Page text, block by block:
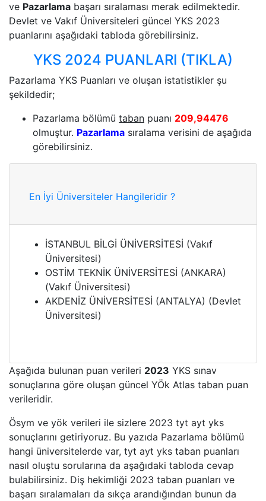
ve Pazarlama başarı sıralaması merak edilmektedir.
Devlet ve Vakıf Üniversiteleri güncel YKS 2023
puanlarını aşağıdaki tabloda görebilirsiniz.
YKS 2024 PUANLARI (TIKLA)
Pazarlama YKS Puanları ve oluşan istatistikler şu
şekildedir;
Pazarlama bölümü taban puanı 209,94476
olmuştur. Pazarlama sıralama verisini de aşağıda
görebilirsiniz.
En İyi Üniversiteler Hangileridir ?
İSTANBUL BİLGİ ÜNİVERSİTESİ (Vakıf
Üniversitesi)
OSTİM TEKNİK ÜNİVERSİTESİ (ANKARA)
(Vakıf Üniversitesi)
AKDENİZ ÜNİVERSİTESİ (ANTALYA) (Devlet
Üniversitesi)
Aşağıda bulunan puan verileri 2023 YKS sınav
sonuçlarına göre oluşan güncel YÖk Atlas taban puan
verileridir.
Ösym ve yök verileri ile sizlere 2023 tyt ayt yks
sonuçlarını getiriyoruz. Bu yazıda Pazarlama bölümü
hangi üniversitelerde var, tyt ayt yks taban puanları
nasıl oluştu sorularına da aşağıdaki tabloda cevap
bulabilirsiniz. Diş hekimliği 2023 taban puanları ve
başarı sıralamaları da sıkça arandığından bunun da